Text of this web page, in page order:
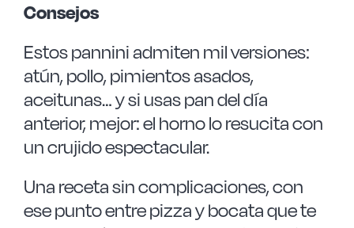
Consejos
Estos pannini admiten mil versiones:
atún, pollo, pimientos asados,
aceitunas… y si usas pan del día
anterior, mejor: el horno lo resucita con
un crujido espectacular.
Una receta sin complicaciones, con
ese punto entre pizza y bocata que te